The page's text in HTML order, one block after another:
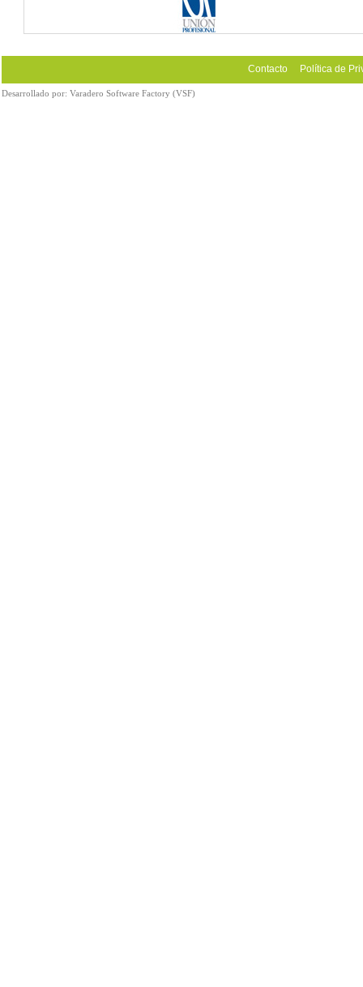
Contacto Política de
Desarrollado por: Varadero Software Factory (VSF)